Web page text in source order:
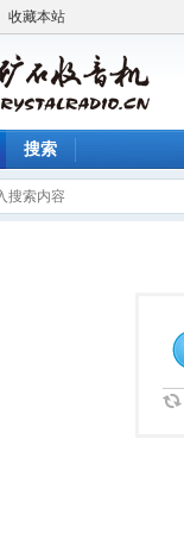
收藏本站
搜索